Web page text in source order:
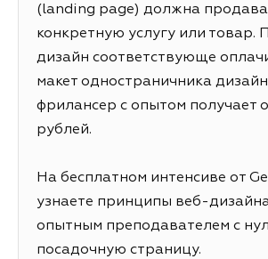
(landing page) должна
конкретную услугу или
дизайн соответствующе
макет одностраничника
фрилансер с опытом получает
рублей.
На бесплатном интенсиве от
узнаете принципы веб-
опытным преподавателем с
посадочную страницу.